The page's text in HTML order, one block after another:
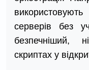
серверів без
безпечніший,
скриптах у